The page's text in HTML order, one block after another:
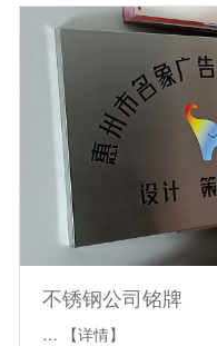
不锈钢公司铭牌
… 【详情】